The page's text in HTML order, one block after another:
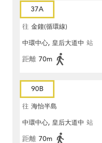
37A
往 金鐘(循環線)
中環中心, 皇后大道中 站
距離 70m
90B
往 海怡半島
中環中心, 皇后大道中 站
距離 70m